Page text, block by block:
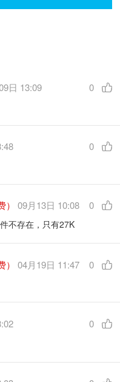
日 13:09 0
0
） 09月13日 10:08 0
不存在，只有27K
） 04月19日 11:47 0
0